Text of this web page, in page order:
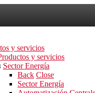
y servicios
y servicios
Sector Energía
Back Close
Sector Energía